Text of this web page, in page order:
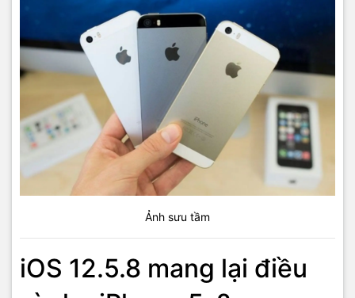
Ảnh sưu tầm
iOS 12.5.8 mang lại điều